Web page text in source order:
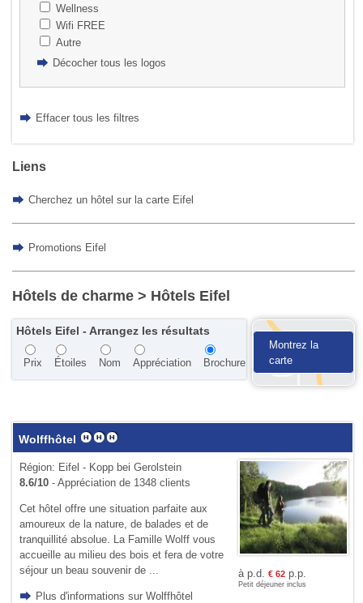
Wellness
Wifi FREE
Autre
Décocher tous les logos
Effacer tous les filtres
Liens
Cherchez un hôtel sur la carte Eifel
Promotions Eifel
Hôtels de charme> Hôtels Eifel
Hôtels Eifel - Arrangez les résultats
Prix Étoiles Nom Appréciation Brochure
Montrez la
carte
Wolffhôtel
Région: Eifel - Kopp bei Gerolstein
8.6/10- Appréciation de 1348 clients
Cet hôtel offre une situation parfaite aux
amoureux de la nature, de balades et de
tranquillité absolue. La Famille Wolff vous
accueille au milieu des bois et fera de votre
séjour un beau souvenir de ...
Plus d'informations sur Wolffhôtel
à p.d. € 62p.p.
Petit déjeuner inclus